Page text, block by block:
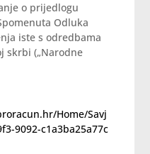
o prijedlogu
Odluka
iste s odredbama
skrbi („Narodne
Home/Savj
9092-c1a3ba25a77c